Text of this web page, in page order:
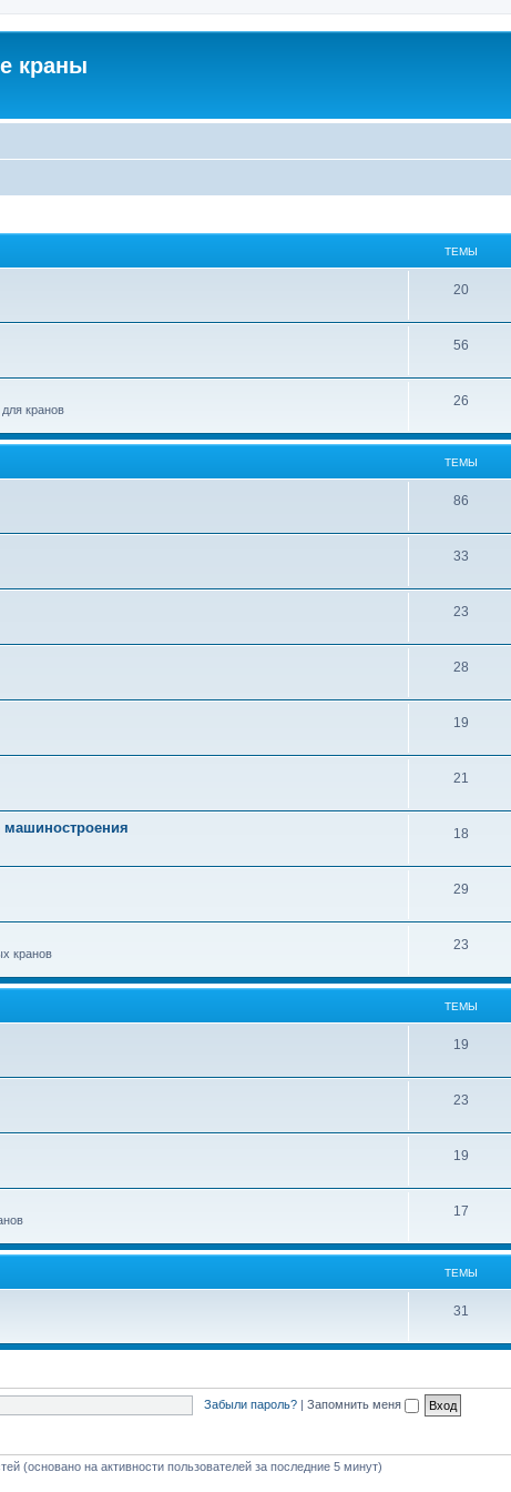
краны
ТЕМЫ
20
56
кранов
26
ТЕМЫ
86
33
23
28
19
21
машиностроения 18
29
кранов
23
ТЕМЫ
19
23
19
17
ТЕМЫ
31
Забыли пароль? | Запомнить меня
(основано на активности пользователей за последние 5 минут)